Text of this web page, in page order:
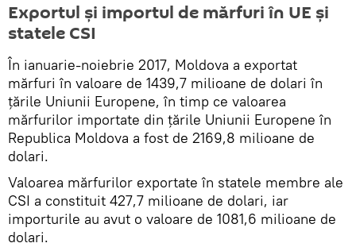
Exportul și importul de mărfuri în UE și
statele CSI
În ianuarie-noiebrie 2017, Moldova a exportat
mărfuri în valoare de 1439,7 milioane de dolari în
țările Uniunii Europene, în timp ce valoarea
mărfurilor importate din țările Uniunii Europene în
Republica Moldova a fost de 2169,8 milioane de
dolari.
Valoarea mărfurilor exportate în statele membre ale
CSI a constituit 427,7 milioane de dolari, iar
importurile au avut o valoare de 1081,6 milioane de
dolari.